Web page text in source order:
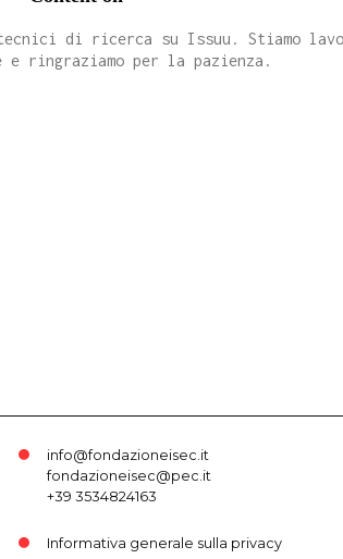
di ricerca su Issuu. Stiamo
e ringraziamo per la pazienza.
info@fondazioneisec.it
fondazioneisec@pec.it
+39 3534824163
Informativa generale sulla privacy